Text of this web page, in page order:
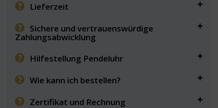
Lieferzeit
Sichere und vertrauenswürdige
Zahlungsabwicklung
Hilfestellung Pendeluhr
Wie kann ich bestellen?
Zertifikat und Rechnung